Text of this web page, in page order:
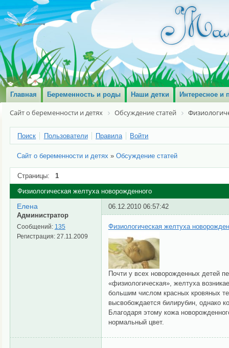
Главная Беременность и роды Наши детки Интересное и
Сайт о беременности и детях Обсуждение статей
Поиск Пользователи Правила Войти
Сайт о беременности и детях »Обсуждение статей
Страницы: 1
Физиологическая желтуха новорожденного
Елена
Администратор
Сообщений: 135
Регистрация: 27.11.2009
06.12.2010 06:57:42
Физиологическая желтуха
Почти у всех новорожденных детей
«физиологическая», желтуха
большим числом красных кровяных
высвобождается билирубин, однако
Благодаря этому кожа
нормальный цвет.